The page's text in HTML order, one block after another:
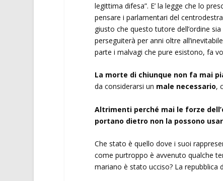
legittima difesa”. E’ la legge che lo
pensare i parlamentari del
giusto che questo tutore dell’ordine
perseguiterà per anni oltre
parte i malvagi che pure esistono, fa
La morte di chiunque non fa mai
da considerarsi un male necessario,
Altrimenti perché mai le forze
portano dietro non la possono
Che stato è quello dove i suoi
come purtroppo è avvenuto qualche
mariano è stato ucciso? La repubblica